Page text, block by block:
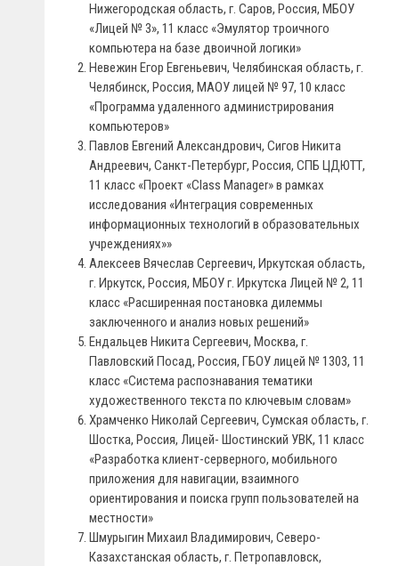
Нижегородская область, г. Саров, Россия, МБОУ
«Лицей № 3», 11 класс «Эмулятор троичного
компьютера на базе двоичной логики»
Невежин Егор Евгеньевич, Челябинская область, г.
Челябинск, Россия, МАОУ лицей № 97, 10 класс
«Программа удаленного администрирования
компьютеров»
Павлов Евгений Александрович, Сигов Никита
Андреевич, Санкт-Петербург, Россия, СПБ ЦДЮТТ,
11 класс «Проект «Class Manager» в рамках
исследования «Интеграция современных
информационных технологий в образовательных
учреждениях»»
Алексеев Вячеслав Сергеевич, Иркутская область,
г. Иркутск, Россия, МБОУ г. Иркутска Лицей № 2, 11
класс «Расширенная постановка дилеммы
заключенного и анализ новых решений»
Ендальцев Никита Сергеевич, Москва, г.
Павловский Посад, Россия, ГБОУ лицей № 1303, 11
класс «Система распознавания тематики
художественного текста по ключевым словам»
Храмченко Николай Сергеевич, Сумская область, г.
Шостка, Россия, Лицей- Шостинский УВК, 11 класс
«Разработка клиент-серверного, мобильного
приложения для навигации, взаимного
ориентирования и поиска групп пользователей на
местности»
Шмурыгин Михаил Владимирович, Северо-
Казахстанская область, г. Петропавловск,